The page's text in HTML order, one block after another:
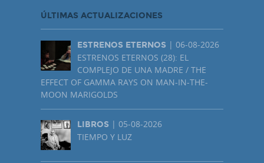
ÚLTIMAS ACTUALIZACIONES
ESTRENOS ETERNOS | 06-08-2026
ESTRENOS ETERNOS (28): EL
COMPLEJO DE UNA MADRE / THE
EFFECT OF GAMMA RAYS ON MAN-IN-THE-
MOON MARIGOLDS
LIBROS | 05-08-2026
TIEMPO Y LUZ